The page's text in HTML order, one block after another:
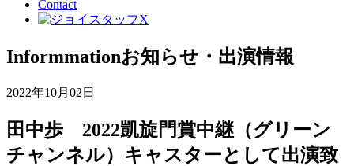
Contact
Informmationお知らせ・出演情報
2022年10月02日
田中歩 2022凱旋門賞中継（グリーン
チャンネル）キャスターとして出演致